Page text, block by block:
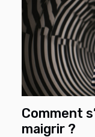
Comment
maigrir ?